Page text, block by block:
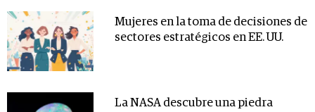
Mujeres en la toma de decisiones de
sectores estratégicos en EE. UU.
La NASA descubre una piedra